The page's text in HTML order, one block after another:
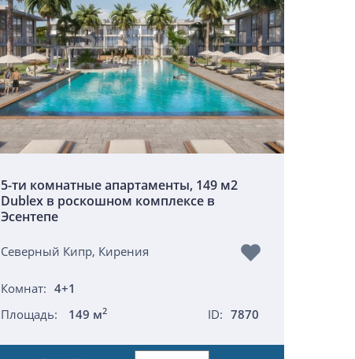
5-ти комнатные апартаменты, 149 м2
Dublex в роскошном комплексе в
Эсентепе
Северный Кипр, Кирения
Комнат: 4+1
Площадь:
149 м2 ID: 7870